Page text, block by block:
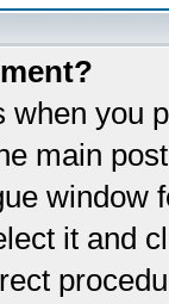
when you
main
window
it and